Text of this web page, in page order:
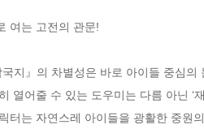
여는 고전의 관문!
국지』의 차별성은 바로 아이들 중심
열어줄 수 있는 도우미는 다름 아닌 ‘
터는 자연스레 아이들을 광활한 중원